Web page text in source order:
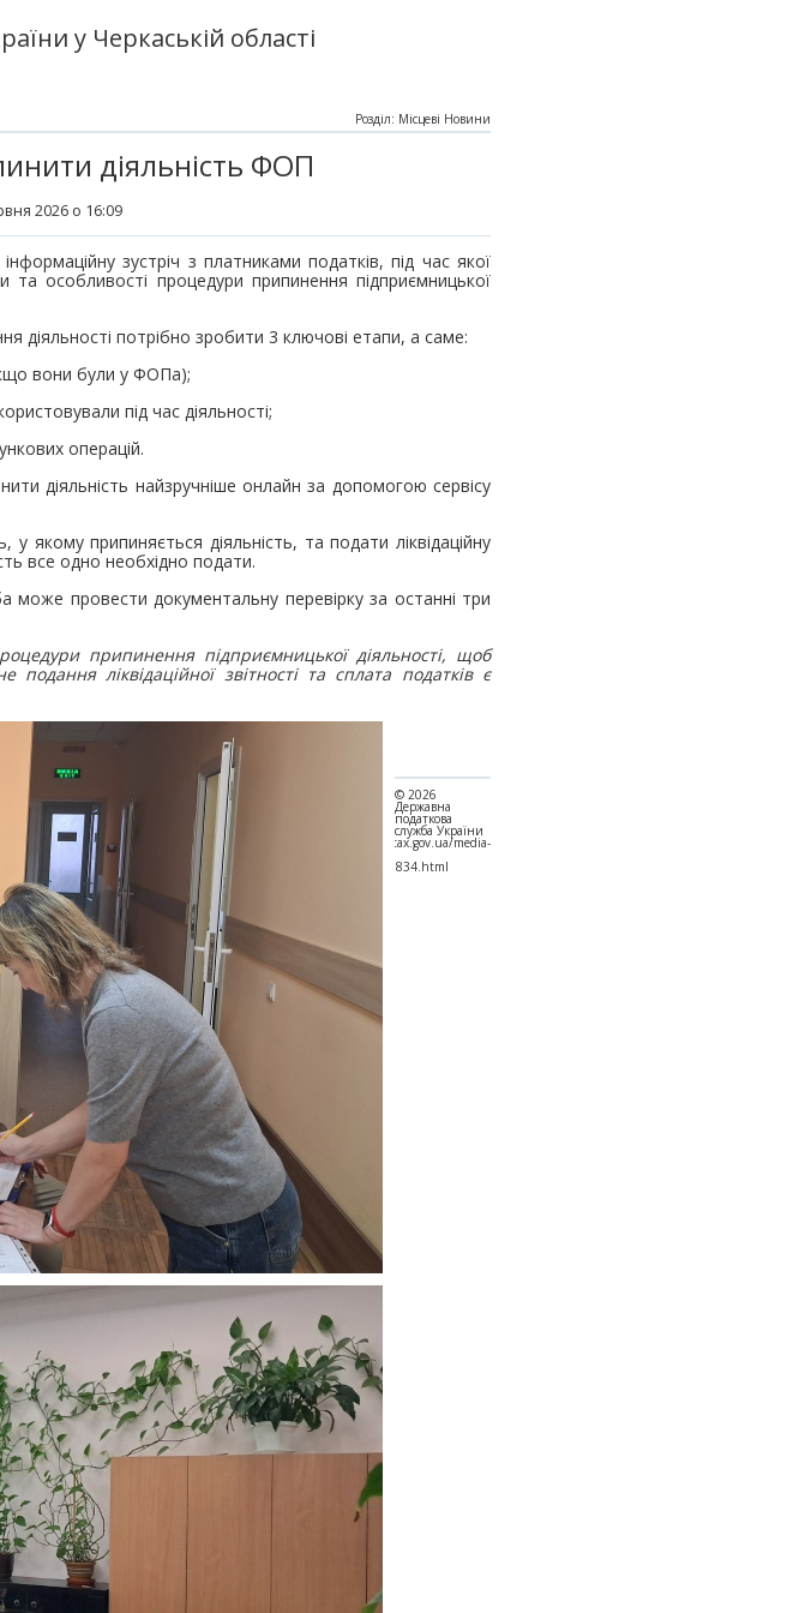
у Черкаській області
діяльність ФОП
2026 о 16:09
Розділ: Місцеві Новини
зустріч з платниками податків, під час якої
та особливості процедури припинення підприємницької
діяльності потрібно зробити 3 ключові етапи, а саме:
вони були у ФОПа);
під час діяльності;
операцій.
діяльність найзручніше онлайн за допомогою сервісу
у якому припиняється діяльність, та подати ліквідаційну
все одно необхідно подати.
провести документальну перевірку за останні три
припинення підприємницької діяльності, щоб
ліквідаційної звітності та сплата податків є
© 2026
Державна
податкова
служба України
https://ck.tax.gov.ua/media-
news/1016834.html